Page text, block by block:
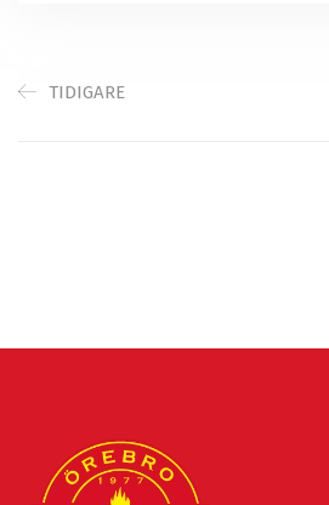
TIDIGARE